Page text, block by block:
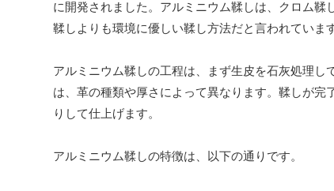
に開発されました。アルミニウム鞣しは、クロム
鞣しよりも環境に優しい鞣し方法だと言われています
アルミニウム鞣しの工程は、まず生皮を石灰処理
は、革の種類や厚さによって異なります。鞣しが
りして仕上げます。
アルミニウム鞣しの特徴は、以下の通りです。